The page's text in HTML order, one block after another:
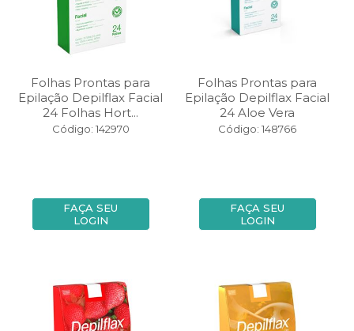
Folhas Prontas para
Epilação Depilflax Facial
24 Folhas Hort...
Código: 142970
FAÇA SEU
LOGIN
Folhas Prontas para
Epilação Depilflax Facial
24 Aloe Vera
Código: 148766
FAÇA SEU
LOGIN